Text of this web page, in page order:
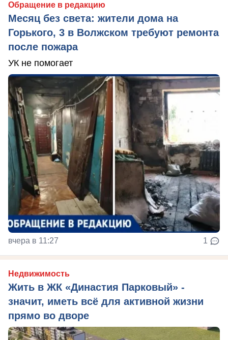
Обращение в редакцию
Месяц без света: жители дома на
Горького, 3 в Волжском требуют ремонта
после пожара
УК не помогает
вчера в 11:27 1
Недвижимость
Жить в ЖК «Династия Парковый» -
значит, иметь всё для активной жизни
прямо во дворе